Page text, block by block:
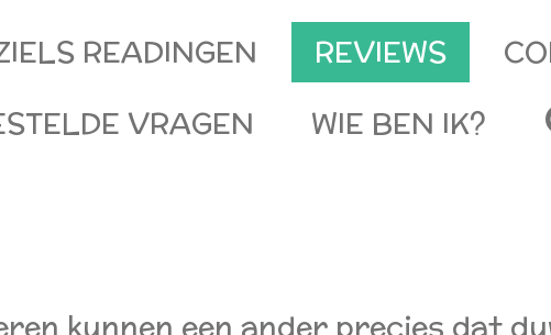
READINGEN REVIEWS
VRAGEN
WIE BEN IK?
kunnen een ander precies dat